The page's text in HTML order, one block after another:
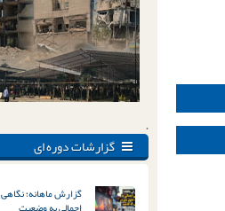
.
گزارشات دوره ای
گزارش ماهانه؛ نگاهی